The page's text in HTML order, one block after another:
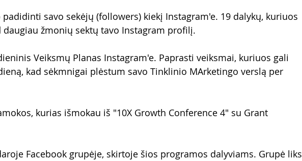
padidinti savo sekėjų (followers) kiekį Instagram'e. 19 dalykų, kuriuos
daugiau žmonių sektų tavo Instagram profilį.
Veiksmų Planas Instagram'e. Paprasti veiksmai, kuriuos gali
kad sėkmnigai plėstum savo Tinklinio MArketingo verslą per
kurias išmokau iš "10X Growth Conference 4" su Grant
Facebook grupėje, skirtoje šios programos dalyviams. Grupė liks